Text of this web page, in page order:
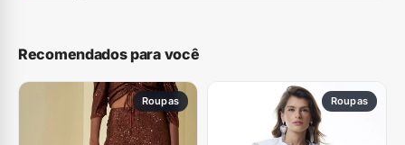
Recomendados para você
Roupas Roupas